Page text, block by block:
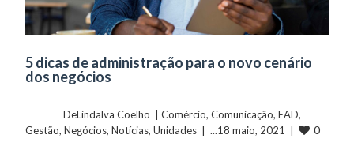
5 dicas de administração para o novo cenário
dos negócios
	    	DeLindalva Coelho  |
Comércio, Comunicação, EAD
Gestão, Negócios, Notícias, Unidades
  |  ...18 maio, 2021  |
0